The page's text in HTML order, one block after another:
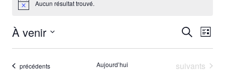
Notice Aucun résultat trouvé.
et
Recherche
de
Liste
À venir
date.Évènements
précédents Aujourd’hui Évènements
suivants